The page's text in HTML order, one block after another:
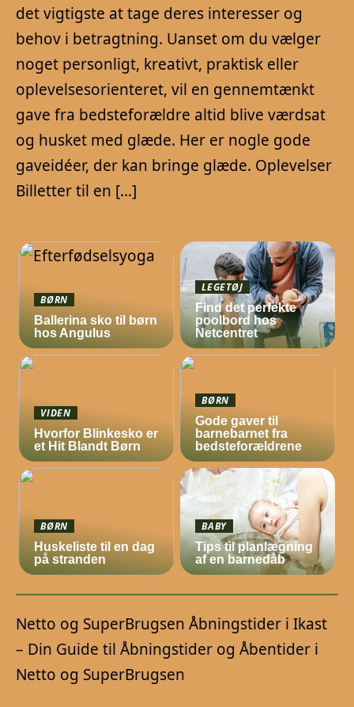
det vigtigste at tage deres interesser og
behov i betragtning. Uanset om du vælger
noget personligt, kreativt, praktisk eller
oplevelsesorienteret, vil en gennemtænkt
gave fra bedsteforældre altid blive værdsat
og husket med glæde. Her er nogle gode
gaveidéer, der kan bringe glæde. Oplevelser
Billetter til en […]
BØRN
Ballerina sko til børn
hos Angulus
LEGETØJ
Find det perfekte
poolbord hos
Netcentret
VIDEN
Hvorfor Blinkesko er
et Hit Blandt Børn
BØRN
Gode gaver til
barnebarnet fra
bedsteforældrene
BØRN
Huskeliste til en dag
på stranden
BABY
Tips til planlægning
af en barnedåb
Netto og SuperBrugsen Åbningstider i Ikast
– Din Guide til Åbningstider og Åbentider i
Netto og SuperBrugsen